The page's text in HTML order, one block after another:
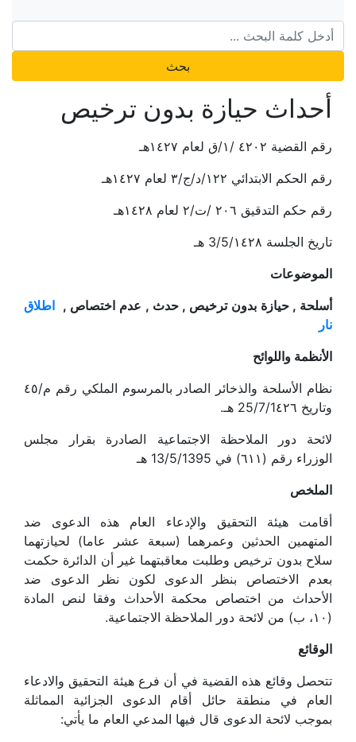
بحث
أحداث حيازة بدون ترخيص
رقم القضية ٤٢٠٢ /١/ق لعام ١٤٢٧هـ
رقم الحكم الابتدائي ١٢٢/د/ج/٣ لعام ١٤٢٧هـ
رقم حكم التدقيق ٢٠٦ /ت/٢ لعام ١٤٢٨هـ
تاريخ الجلسة 3/5/١٤٢٨ هـ
الموضوعات
أسلحة , حيازة بدون ترخيص , حدث , عدم اختصاص , اطلاق
نار
الأنظمة واللوائح
نظام الأسلحة والذخائر الصادر بالمرسوم الملكي رقم م/٤٥
وتاريخ 25/7/1٤٢٦ هـ.
لائحة دور الملاحظة الاجتماعية الصادرة بقرار مجلس
الوزراء رقم (٦١١) في 13/5/1395 هـ
الملخص
أقامت هيئة التحقيق والإدعاء العام هذه الدعوى ضد
المتهمين الحدثين وعمرهما (سبعة عشر عاما) لحيازتهما
سلاح بدون ترخيص وطلبت معاقبتهما غير أن الدائرة حكمت
بعدم الاختصاص بنظر الدعوى لكون نظر الدعوى ضد
الأحداث من اختصاص محكمة الأحداث وفقا لنص المادة
(١٠، ب) من لائحة دور الملاحظة الاجتماعية.
الوقائع
تتحصل وقائع هذه القضية في أن فرع هيئة التحقيق والادعاء
العام في منطقة حائل أقام الدعوى الجزائية المماثلة
بموجب لائحة الدعوى قال فيها المدعي العام ما يأتي: